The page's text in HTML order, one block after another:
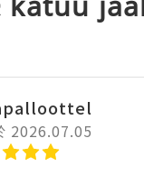
2026.07.05